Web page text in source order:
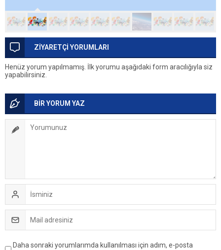
ZİYARETÇİ YORUMLARI
Henüz yorum yapılmamış. İlk yorumu aşağıdaki form aracılığıyla siz
yapabilirsiniz.
BİR YORUM YAZ
Daha sonraki yorumlarımda kullanılması için adım, e-posta